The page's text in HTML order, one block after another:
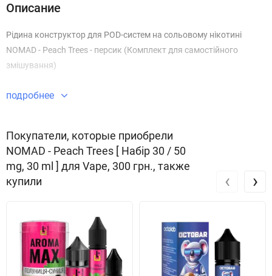
Описание
Рідина конструктор для POD-систем на сольовому нікотині
NOMAD - Peach Trees - персик (Комплект для самостійного
змішування)
подробнее
Покупатели, которые приобрели
NOMAD - Peach Trees [ Набір 30 / 50
mg, 30 ml ] для Vape, 300 грн., также
купили
‹ ›